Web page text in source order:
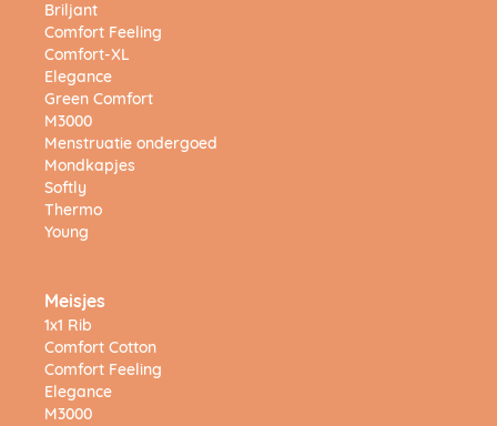
Briljant
Comfort Feeling
Comfort-XL
Elegance
Green Comfort
M3000
Menstruatie ondergoed
Mondkapjes
Softly
Thermo
Young
Meisjes
1x1 Rib
Comfort Cotton
Comfort Feeling
Elegance
M3000